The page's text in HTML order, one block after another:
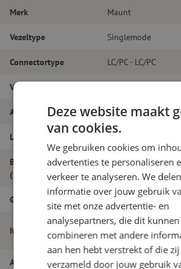
Merk Maunt
Vezeltype Singlemode
Connectortype LC/PC - LC/PC
Vezelsoort
Aantal vezels Simplex
Lengte 6m
Buitendiameter
(mm)
1.8
Grade
Itemnaam
Patchkabel simplex
1.8mm, 6m
Artikelnummer M20000427
Deze website maakt
van cookies.
We gebruiken cookies om
advertenties te personaliseren
verkeer te analyseren. We
informatie over jouw gebruik
site met onze advertentie- en
analysepartners, die dit kunnen
combineren met andere
aan hen hebt verstrekt of die
verzameld door jouw gebruik